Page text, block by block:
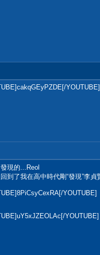
YOUTUBE]
現的...Reol
到了我在高中時代剛“發現”李貞
YOUTUBE]
YOUTUBE]